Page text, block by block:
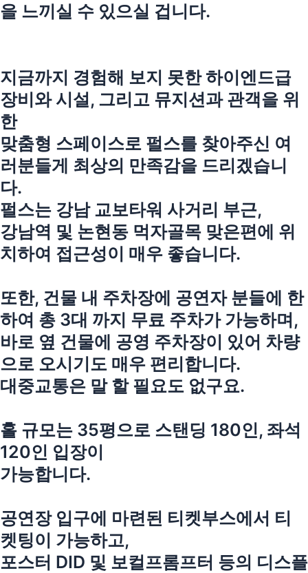
을 느끼실 수 있으실 겁니다.
지금까지 경험해 보지 못한 하이엔드급
장비와 시설, 그리고 뮤지션과 관객을 위
한
맞춤형 스페이스로 펄스를 찾아주신 여
러분들게 최상의 만족감을 드리겠습니
다.
펄스는 강남 교보타워 사거리 부근,
강남역 및 논현동 먹자골목 맞은편에 위
치하여 접근성이 매우 좋습니다.
또한, 건물 내 주차장에 공연자 분들에 한
하여 총 3대 까지 무료 주차가 가능하며,
바로 옆 건물에 공영 주차장이 있어 차량
으로 오시기도 매우 편리합니다.
대중교통은 말 할 필요도 없구요.
홀 규모는 35평으로 스탠딩 180인, 좌석
120인 입장이
가능합니다.
공연장 입구에 마련된 티켓부스에서 티
켓팅이 가능하고,
포스터 DID 및 보컬프롬프터 등의 디스플